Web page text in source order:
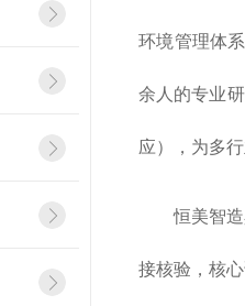
环境管理体
余人的专业
应），为多
恒美智
接核验，核